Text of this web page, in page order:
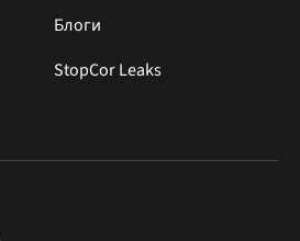
Блоги
StopCor Leaks